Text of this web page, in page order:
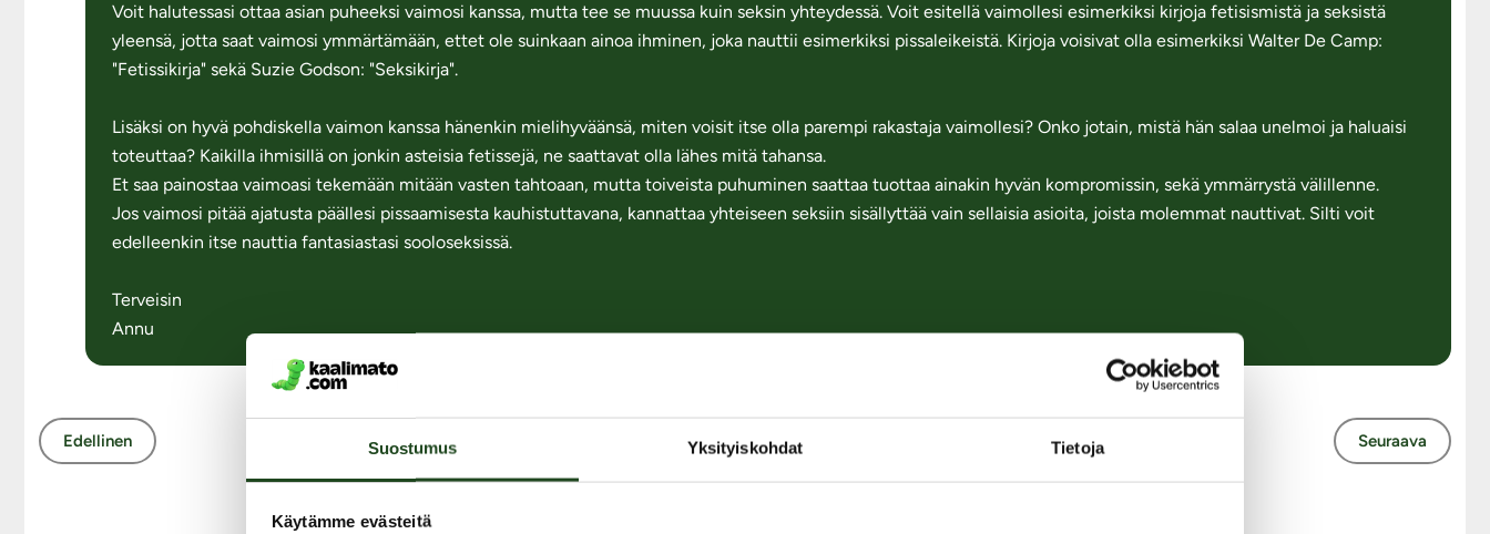
Suostumus Yksityiskohdat Tietoja
Käytämme evästeitä
Voit halutessasi ottaa asian puheeksi vaimosi kanssa, mutta tee se muussa kuin seksin yhteydessä. Voit esitellä vaimollesi esimerkiksi kirjoja fetisismistä ja seksistä
yleensä, jotta saat vaimosi ymmärtämään, ettet ole suinkaan ainoa ihminen, joka nauttii esimerkiksi pissaleikeistä. Kirjoja voisivat olla esimerkiksi Walter De Camp:
"Fetissikirja" sekä Suzie Godson: "Seksikirja".
Lisäksi on hyvä pohdiskella vaimon kanssa hänenkin mielihyväänsä, miten voisit itse olla parempi rakastaja vaimollesi? Onko jotain, mistä hän salaa unelmoi ja haluaisi
toteuttaa? Kaikilla ihmisillä on jonkin asteisia fetissejä, ne saattavat olla lähes mitä tahansa.
Et saa painostaa vaimoasi tekemään mitään vasten tahtoaan, mutta toiveista puhuminen saattaa tuottaa ainakin hyvän kompromissin, sekä ymmärrystä välillenne.
Jos vaimosi pitää ajatusta päällesi pissaamisesta kauhistuttavana, kannattaa yhteiseen seksiin sisällyttää vain sellaisia asioita, joista molemmat nauttivat. Silti voit
edelleenkin itse nauttia fantasiastasi sooloseksissä.
Terveisin
Annu
Edellinen 10 / 85 Seuraava